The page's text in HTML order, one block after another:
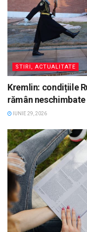
STIRI, ACTUALITATE
Kremlin: condițiile
rămân
IUNIE 29, 2026